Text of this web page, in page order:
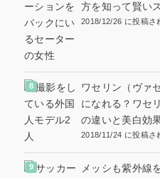
方を知って賢い
2018/12/26 に投稿さ
ワセリン（ヴァ
になれる？ワセ
の違いと美白効
2018/11/24 に投稿さ
メッシも紫外線